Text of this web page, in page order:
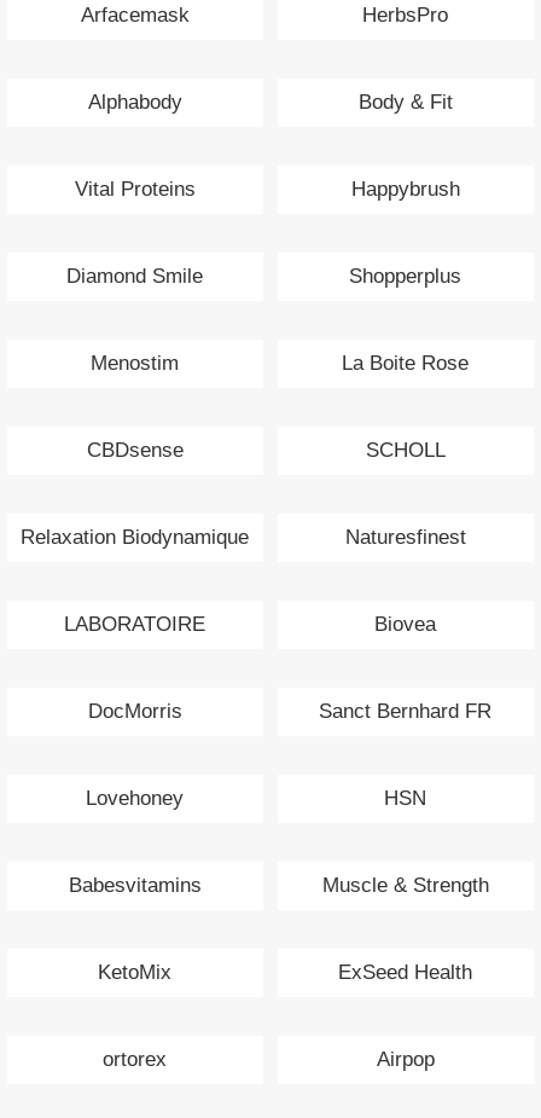
Arfacemask HerbsPro
Alphabody Body & Fit
Vital Proteins Happybrush
Diamond Smile Shopperplus
Menostim La Boite Rose
CBDsense SCHOLL
Relaxation Biodynamique Naturesfinest
LABORATOIRE Biovea
DocMorris Sanct Bernhard FR
Lovehoney HSN
Babesvitamins Muscle & Strength
KetoMix ExSeed Health
ortorex Airpop